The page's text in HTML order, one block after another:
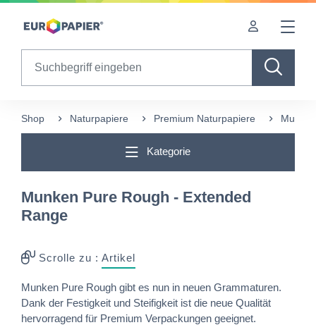
Table Of Content
Diese Produkte könnten Sie auch interessieren
Shop Naturpapiere Premium Naturpapiere
Kategorie
Munken Pure Rough - Extended
Range
Scrolle zu : Artikel
Munken Pure Rough gibt es nun in neuen Grammaturen.
Dank der Festigkeit und Steifigkeit ist die neue Qualität
hervorragend für Premium Verpackungen geeignet.